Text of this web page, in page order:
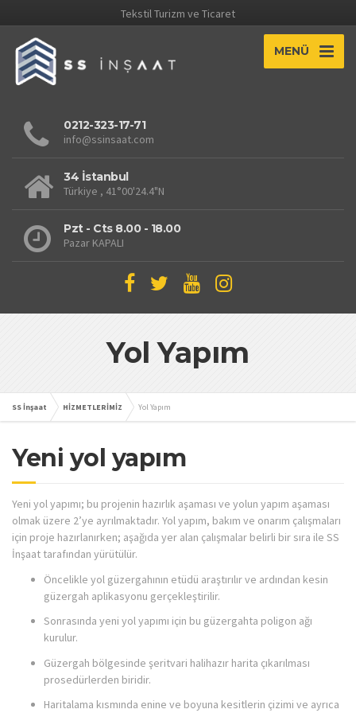
Tekstil Turizm ve Ticaret
MENÜ
Do you own this website?
0212-323-17-71
info@ssinsaat.com
34 İstanbul
Türkiye , 41°00'24.4"N
Pzt - Cts 8.00 - 18.00
Pazar KAPALI
Yol Yapım
SS İnşaat HİZMETLERİMİZ Yol Yapım
Yeni yol yapım
Yeni yol yapımı; bu projenin hazırlık aşaması ve yolun yapım aşaması
olmak üzere 2’ye ayrılmaktadır. Yol yapım, bakım ve onarım çalışmaları
için proje hazırlanırken; aşağıda yer alan çalışmalar belirli bir sıra ile SS
İnşaat tarafından yürütülür.
Öncelikle yol güzergahının etüdü araştırılır ve ardından kesin
güzergah aplikasyonu gerçekleştirilir.
Sonrasında yeni yol yapımı için bu güzergahta poligon ağı
kurulur.
Güzergah bölgesinde şeritvari halihazır harita çıkarılması
prosedürlerden biridir.
Haritalama kısmında enine ve boyuna kesitlerin çizimi ve ayrıca